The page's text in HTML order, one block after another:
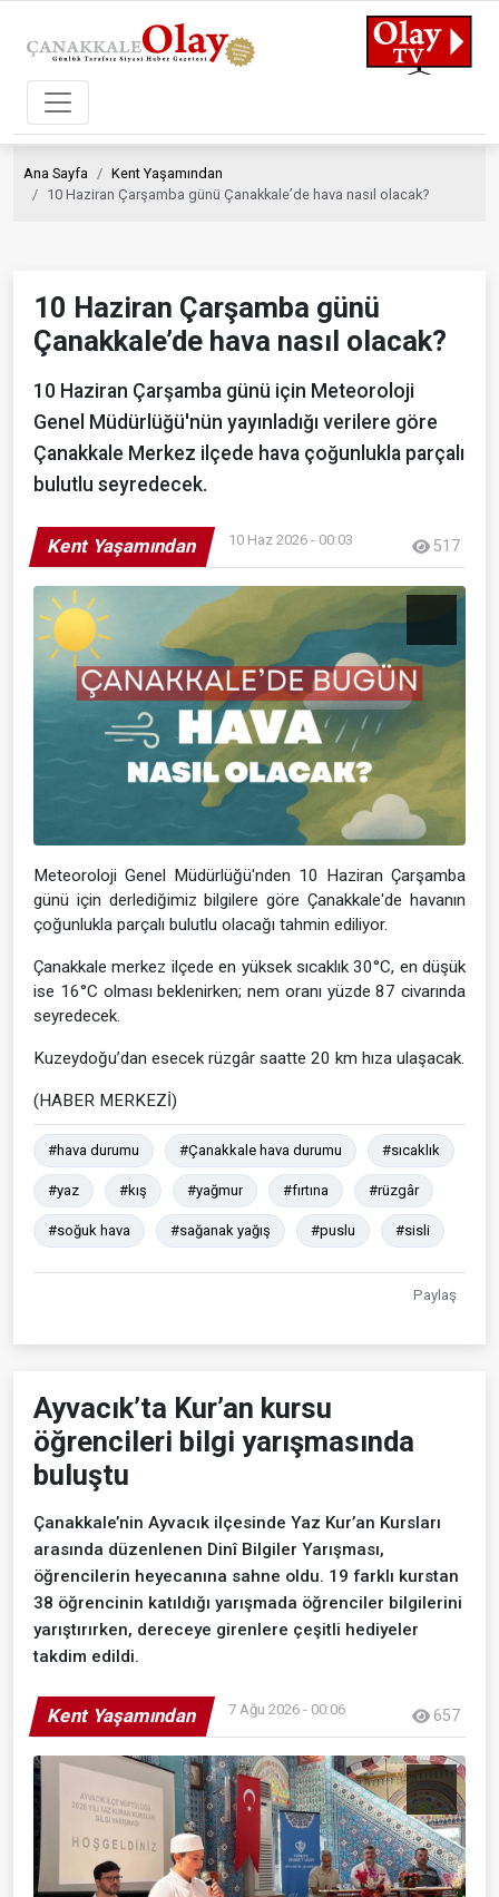
Ana Sayfa
Kent Yaşamından
10 Haziran Çarşamba günü Çanakkale’de hava nasıl olacak?
10 Haziran Çarşamba günü
Çanakkale’de hava nasıl olacak?
10 Haziran Çarşamba günü için Meteoroloji
Genel Müdürlüğü'nün yayınladığı verilere göre
Çanakkale Merkez ilçede hava çoğunlukla parçalı
bulutlu seyredecek.
Kent Yaşamından 10 Haz 2026 - 00:03 517
Meteoroloji Genel Müdürlüğü'nden 10 Haziran Çarşamba
günü için derlediğimiz bilgilere göre Çanakkale'de havanın
çoğunlukla parçalı bulutlu olacağı tahmin ediliyor.
Çanakkale merkez ilçede en yüksek sıcaklık 30°C, en düşük
ise 16°C olması beklenirken; nem oranı yüzde 87 civarında
seyredecek.
Kuzeydoğu’dan esecek rüzgâr saatte 20 km hıza ulaşacak.
(HABER MERKEZİ)
#hava durumu #Çanakkale hava durumu #sıcaklık
#yaz #kış #yağmur #fırtına #rüzgâr
#soğuk hava #sağanak yağış #puslu #sisli
Paylaş
Ayvacık’ta Kur’an kursu
öğrencileri bilgi yarışmasında
buluştu
Çanakkale’nin Ayvacık ilçesinde Yaz Kur’an Kursları
arasında düzenlenen Dinî Bilgiler Yarışması,
öğrencilerin heyecanına sahne oldu. 19 farklı kurstan
38 öğrencinin katıldığı yarışmada öğrenciler bilgilerini
yarıştırırken, dereceye girenlere çeşitli hediyeler
takdim edildi.
Kent Yaşamından 7 Ağu 2026 - 00:06 657